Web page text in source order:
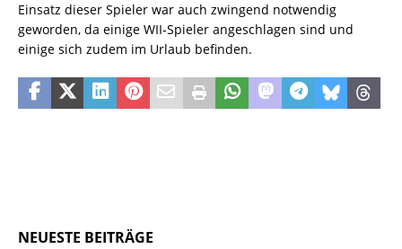
Einsatz dieser Spieler war auch zwingend notwendig
geworden, da einige WII-Spieler angeschlagen sind und
einige sich zudem im Urlaub befinden.
NEUESTE BEITRÄGE